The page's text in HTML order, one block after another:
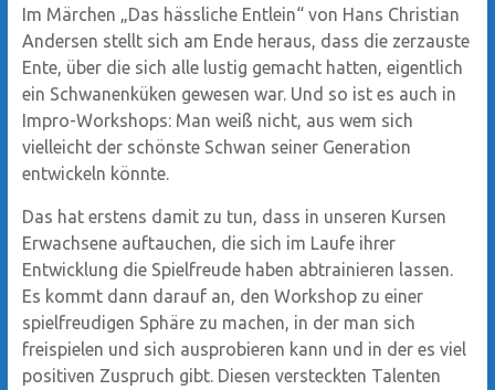
Im Märchen „Das hässliche Entlein“ von Hans Christian
Andersen stellt sich am Ende heraus, dass die zerzauste
Ente, über die sich alle lustig gemacht hatten, eigentlich
ein Schwanenküken gewesen war. Und so ist es auch in
Impro-Workshops: Man weiß nicht, aus wem sich
vielleicht der schönste Schwan seiner Generation
entwickeln könnte.
Das hat erstens damit zu tun, dass in unseren Kursen
Erwachsene auftauchen, die sich im Laufe ihrer
Entwicklung die Spielfreude haben abtrainieren lassen.
Es kommt dann darauf an, den Workshop zu einer
spielfreudigen Sphäre zu machen, in der man sich
freispielen und sich ausprobieren kann und in der es viel
positiven Zuspruch gibt. Diesen versteckten Talenten